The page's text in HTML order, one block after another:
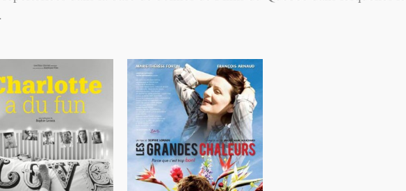
Charlotte
fun
Les grandes chaleurs